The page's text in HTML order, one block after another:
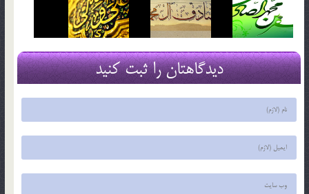
دیدگاهتان را ثبت کنید